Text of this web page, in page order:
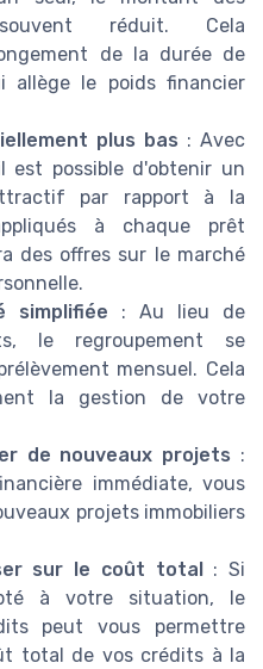
réduit. Cela
de la durée de
allège le poids financier
plus bas : Avec
possible d'obtenir un
par rapport à la
à chaque prêt
des offres sur le marché
simplifiée : Au lieu de
le regroupement se
mensuel. Cela
la gestion de votre
de nouveaux projets :
immédiate, vous
projets immobiliers
sur le coût total: Si
à votre situation, le
peut vous permettre
total de vos crédits à la